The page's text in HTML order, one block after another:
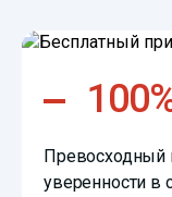
Превосходный
уверенности в